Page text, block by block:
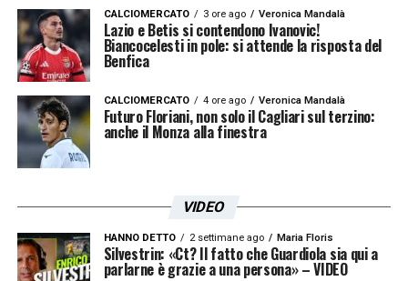
CALCIOMERCATO 3 ore ago Veronica Mandalà
Lazio e Betis si contendono Ivanovic!
Biancocelesti in pole: si attende la risposta del
Benfica
CALCIOMERCATO 4 ore ago Veronica Mandalà
Futuro Floriani, non solo il Cagliari sul terzino:
anche il Monza alla finestra
VIDEO
HANNO DETTO 2 settimane ago Maria Floris
Silvestrin: «Ct? Il fatto che Guardiola sia qui a
parlarne è grazie a una persona» – VIDEO